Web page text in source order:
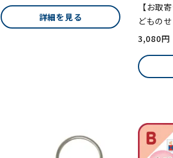
詳細を見る
【お取
どもの
3,080円